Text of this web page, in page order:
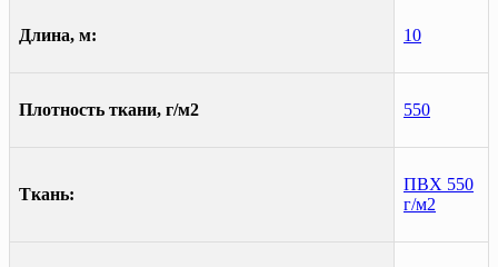
Длина, м: 10
Плотность ткани, г/м2 550
Ткань:
ПВХ 550
г/м2